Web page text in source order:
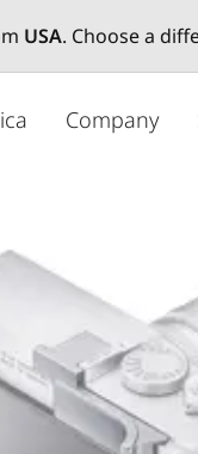
USA. Choose a
Company